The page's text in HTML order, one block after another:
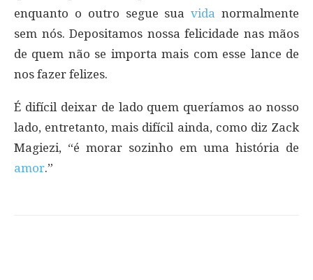
enquanto o outro segue suavida normalmente
sem nós. Depositamos nossa felicidade nas mãos
de quem não se importa mais com esse lance de
nos fazer felizes.
É difícil deixar de lado quem queríamos ao nosso
lado, entretanto, mais difícil ainda, como diz Zack
Magiezi, “é morar sozinho em uma história de
amor.”